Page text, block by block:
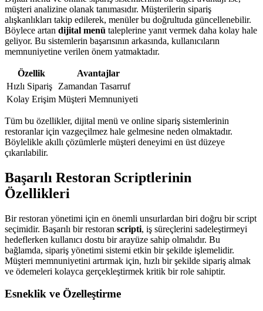
müşteri analizine olanak tanımasıdır. Müşterilerin sipariş
alışkanlıkları takip edilerek, menüler bu doğrultuda güncellenebilir.
Böylece artan dijital menü taleplerine yanıt vermek daha kolay hale
geliyor. Bu sistemlerin başarısının arkasında, kullanıcıların
memnuniyetine verilen önem yatmaktadır.
Özellik
Avantajlar
Hızlı Sipariş
Zamandan Tasarruf
Kolay Erişim Müşteri Memnuniyeti
Tüm bu özellikler, dijital menü ve online sipariş sistemlerinin
restoranlar için vazgeçilmez hale gelmesine neden olmaktadır.
Böylelikle akıllı çözümlerle müşteri deneyimi en üst düzeye
çıkarılabilir.
Başarılı Restoran Scriptlerinin
Özellikleri
Bir restoran yönetimi için en önemli unsurlardan biri doğru bir script
seçimidir. Başarılı bir restoran scripti, iş süreçlerini sadeleştirmeyi
hedeflerken kullanıcı dostu bir arayüze sahip olmalıdır. Bu
bağlamda, sipariş yönetimi sistemi etkin bir şekilde işlemelidir.
Müşteri memnuniyetini artırmak için, hızlı bir şekilde sipariş almak
ve ödemeleri kolayca gerçekleştirmek kritik bir role sahiptir.
Esneklik ve Özelleştirme